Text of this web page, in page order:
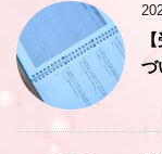
づ